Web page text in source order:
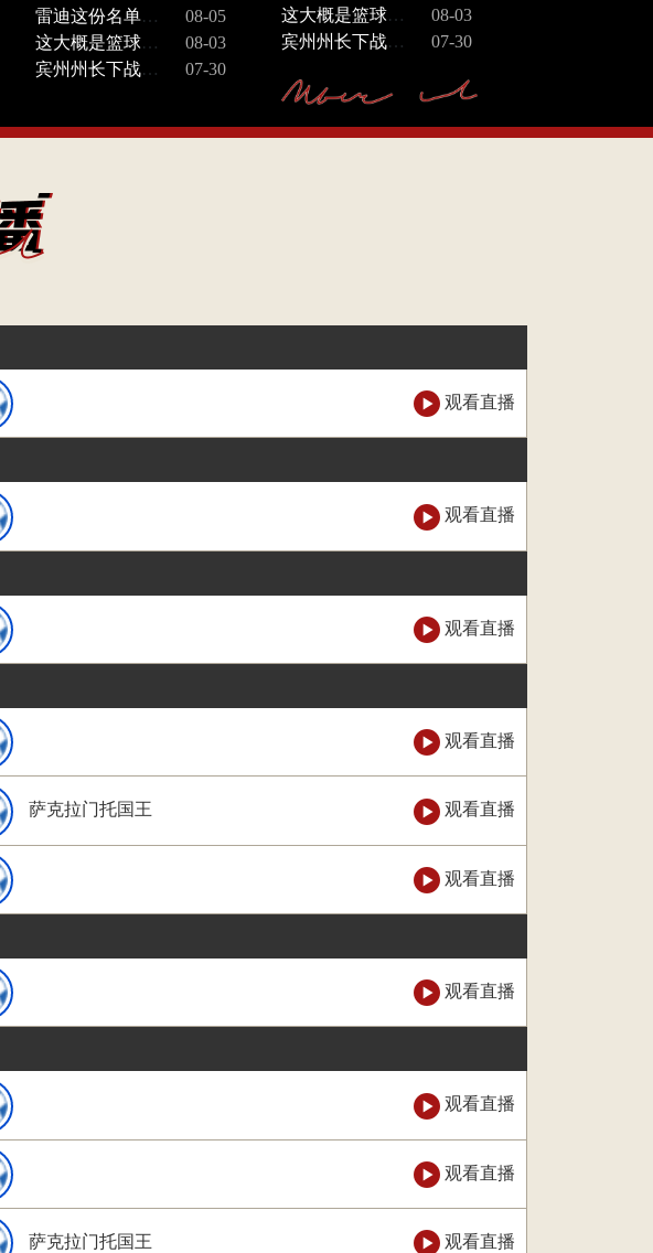
08-05
雷迪这份名单——乔丹、科比、女篮三大将、伍兹、大谷翔平。别觉得这是随便凑的
08-03
这大概是篮球迷最爱的“战力比较”话题之一了。两组都是历史级别的，一组是当代篮球的“空间天花板”，一组是古典篮球的“天赋天花板”。真打一场半场3v3，胜负会因规则、场地和体力分配而大幅摇摆。
07-30
宾州州长下战书：76人这赛季一定会给尼克斯制造麻烦
08-03
这大概是篮球迷最爱的“战力比较”话题之一了。两组都是历史级别的，一组是当代篮球的“空间天花板”，一组是古典篮球的“天赋天花板”。真打一场半场3v3，胜负会因规则、场地和体力分配而大幅摇摆。
07-30
宾州州长下战书：76人这赛季一定会给尼克斯制造麻烦
观看直播
观看直播
观看直播
观看直播
萨克拉门托国王 观看直播
观看直播
观看直播
观看直播
观看直播
萨克拉门托国王 观看直播